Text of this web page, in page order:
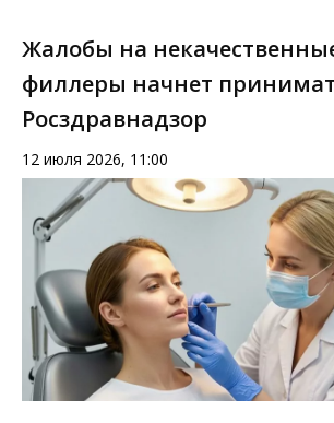
Жалобы на
филлеры начнет
Росздравнадзор
12 июля 2026, 11:00